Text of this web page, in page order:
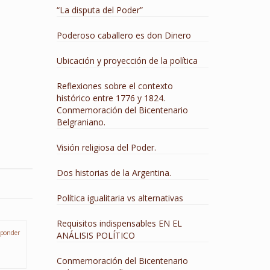
“La disputa del Poder”
Poderoso caballero es don Dinero
Ubicación y proyección de la política
Reflexiones sobre el contexto
histórico entre 1776 y 1824.
Conmemoración del Bicentenario
Belgraniano.
Visión religiosa del Poder.
Dos historias de la Argentina.
Política igualitaria vs alternativas
Requisitos indispensables EN EL
ANÁLISIS POLÍTICO
Conmemoración del Bicentenario